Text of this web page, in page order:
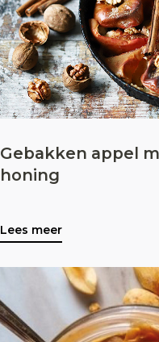
Gebakken appel
honing
Lees meer